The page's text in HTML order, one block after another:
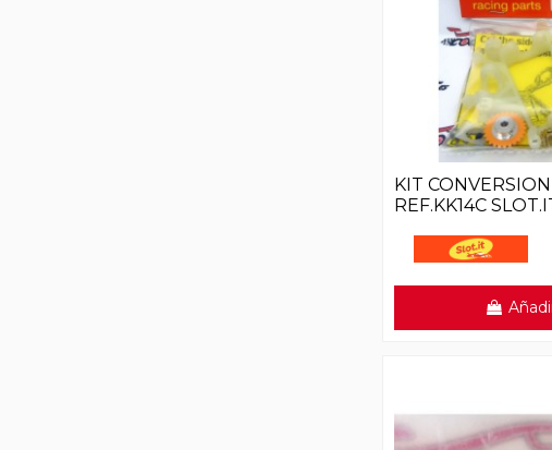
KIT CONVERSION
REF.KK14C